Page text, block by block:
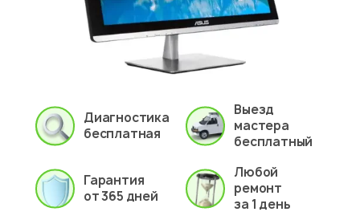
Диагностика
бесплатная
Выезд
мастера
бесплатный
Гарантия
от 365 дней
Любой
ремонт
за 1 день